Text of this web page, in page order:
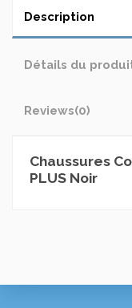
Description
Détails du
Reviews(0)
Chaussures
PLUS Noir